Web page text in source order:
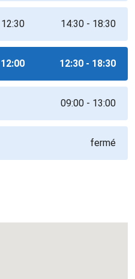
14:30 - 18:30
12:30 - 18:30
09:00 - 13:00
fermé